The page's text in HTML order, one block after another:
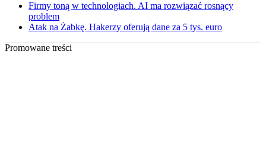
Firmy toną w technologiach. AI ma rozwiązać rosnący
problem
Atak na Żabkę. Hakerzy oferują dane za 5 tys. euro
Promowane treści